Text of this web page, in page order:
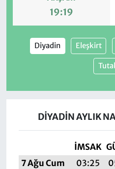
19:19
Diyadin Eleşkirt
DIYADIN AYLIK
İMSAK
7 Ağu Cum
03:25